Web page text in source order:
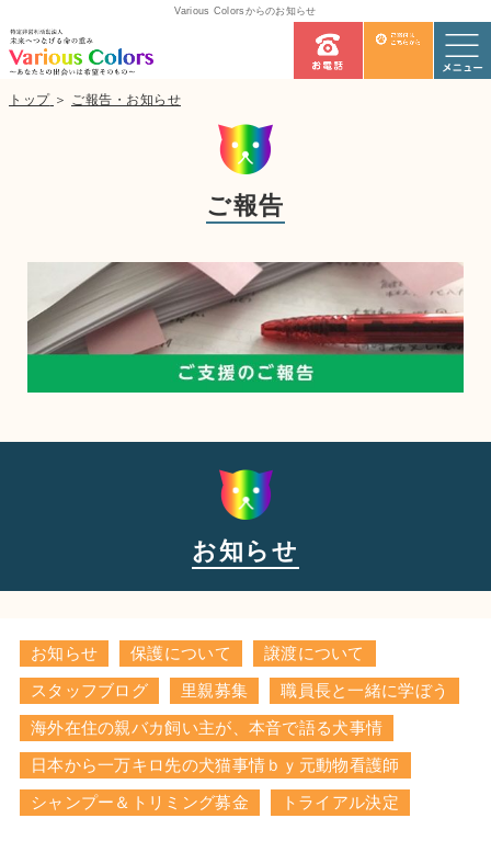
Various Colorsからのお知らせ
トップ ＞ ご報告・お知らせ
ご報告
お知らせ
お知らせ 保護について
譲渡について
スタッフブログ
里親募集
職員長と一緒に学ぼう
海外在住の親バカ飼い主が、本音で語る犬事情
日本から一万キロ先の犬猫事情ｂｙ元動物看護師
シャンプー＆トリミング募金
トライアル決定